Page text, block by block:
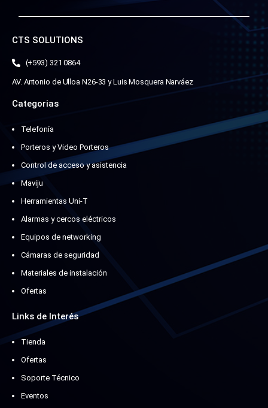
CTS SOLUTIONS
(+593) 321 0864
AV. Antonio de Ulloa N26-33 y Luis Mosquera Narváez
Categorias
Telefonía
Porteros y Video Porteros
Control de acceso y asistencia
Maviju
Herramientas Uni-T
Alarmas y cercos eléctricos
Equipos de networking
Cámaras de seguridad
Materiales de instalación
Ofertas
Links de Interés
Tienda
Ofertas
Soporte Técnico
Eventos